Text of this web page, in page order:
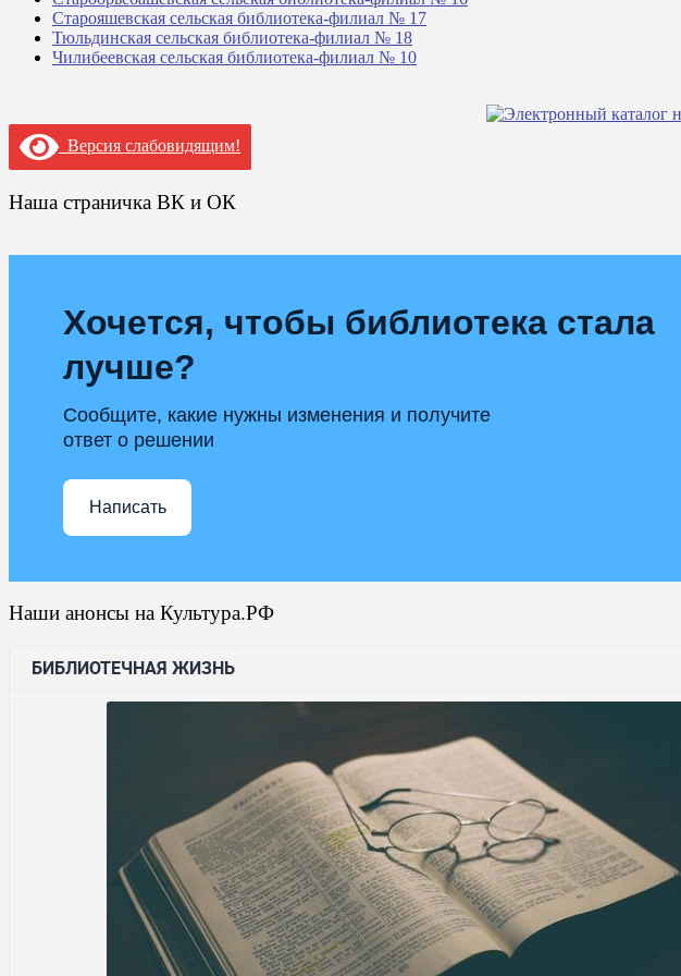
Старояшевская сельская библиотека-филиал № 17
Тюльдинская сельская библиотека-филиал № 18
Чилибеевская сельская библиотека-филиал № 10
Версия слабовидящим!
Наша страничка ВК и ОК
Хочется, чтобы библиотека стала
лучше?
Сообщите, какие нужны изменения и получите
ответ о решении
Написать
Наши анонсы на Культура.РФ